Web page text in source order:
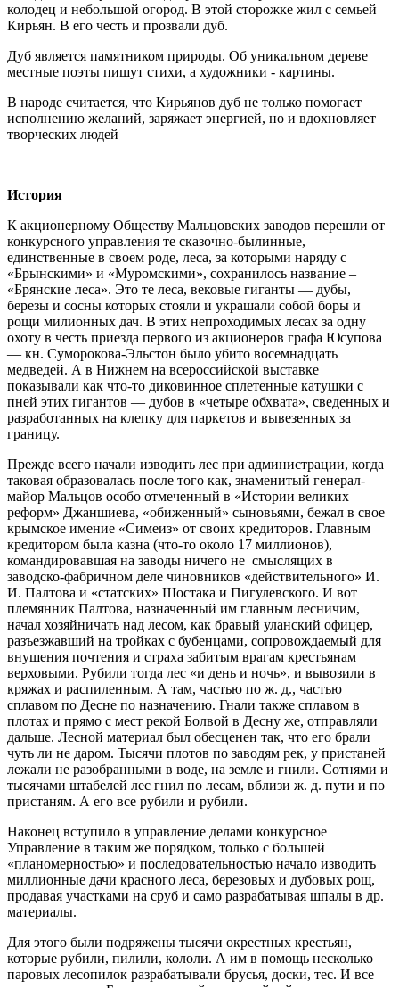
колодец и небольшой огород. В этой сторожке жил с семьей
Кирьян. В его честь и прозвали дуб.
Дуб является памятником природы. Об уникальном дереве
местные поэты пишут стихи, а художники - картины.
В народе считается, что Кирьянов дуб не только помогает
исполнению желаний, заряжает энергией, но и вдохновляет
творческих людей
История
К акционерному Обществу Мальцовских заводов перешли от
конкурсного управления те сказочно-былинные,
единственные в своем роде, леса, за которыми наряду с
«Брынскими» и «Муромскими», сохранилось название –
«Брянские леса». Это те леса, вековые гиганты — дубы,
березы и сосны которых стояли и украшали собой боры и
рощи милионных дач. В этих непроходимых лесах за одну
охоту в честь приезда первого из акционеров графа Юсупова
— кн. Суморокова-Эльстон было убито восемнадцать
медведей. А в Нижнем на всероссийской выставке
показывали как что-то диковинное сплетенные катушки с
пней этих гигантов — дубов в «четыре обхвата», сведенных и
разработанных на клепку для паркетов и вывезенных за
границу.
Прежде всего начали изводить лес при администрации, когда
таковая образовалась после того как, знаменитый генерал-
майор Мальцов особо отмеченный в «Истории великих
реформ» Джаншиева, «обиженный» сыновьями, бежал в свое
крымское имение «Симеиз» от своих кредиторов. Главным
кредитором была казна (что-то около 17 миллионов),
командировавшая на заводы ничего не смыслящих в
заводско-фабричном деле чиновников «действительного» И.
И. Палтова и «статских» Шостака и Пигулевского. И вот
племянник Палтова, назначенный им главным лесничим,
начал хозяйничать над лесом, как бравый уланский офицер,
разъезжавший на тройках с бубенцами, сопровождаемый для
внушения почтения и страха забитым врагам крестьянам
верховыми. Рубили тогда лес «и день и ночь», и вывозили в
кряжах и распиленным. А там, частью по ж. д., частью
сплавом по Десне по назначению. Гнали также сплавом в
плотах и прямо с мест рекой Болвой в Десну же, отправляли
дальше. Лесной материал был обесценен так, что его брали
чуть ли не даром. Тысячи плотов по заводям рек, у пристаней
лежали не разобранными в воде, на земле и гнили. Сотнями и
тысячами штабелей лес гнил по лесам, вблизи ж. д. пути и по
пристаням. А его все рубили и рубили.
Наконец вступило в управление делами конкурсное
Управление в таким же порядком, только с большей
«планомерностью» и последовательностью начало изводить
миллионные дачи красного леса, березовых и дубовых рощ,
продавая участками на сруб и само разрабатывая шпалы в др.
материалы.
Для этого были подряжены тысячи окрестных крестьян,
которые рубили, пилили, кололи. А им в помощь несколько
паровых лесопилок разрабатывали брусья, доски, тес. И все